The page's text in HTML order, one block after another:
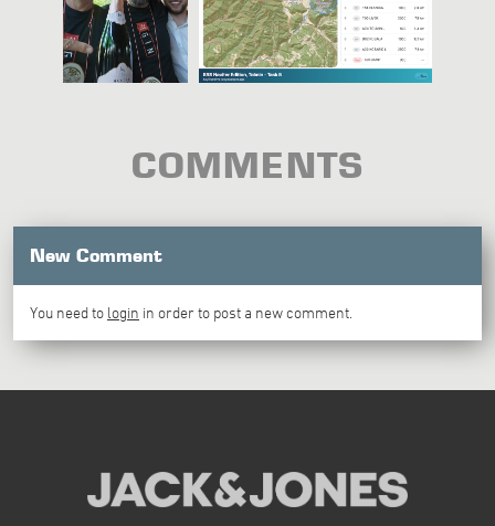
COMMENTS
New Comment
You need to login in order to post a new comment.